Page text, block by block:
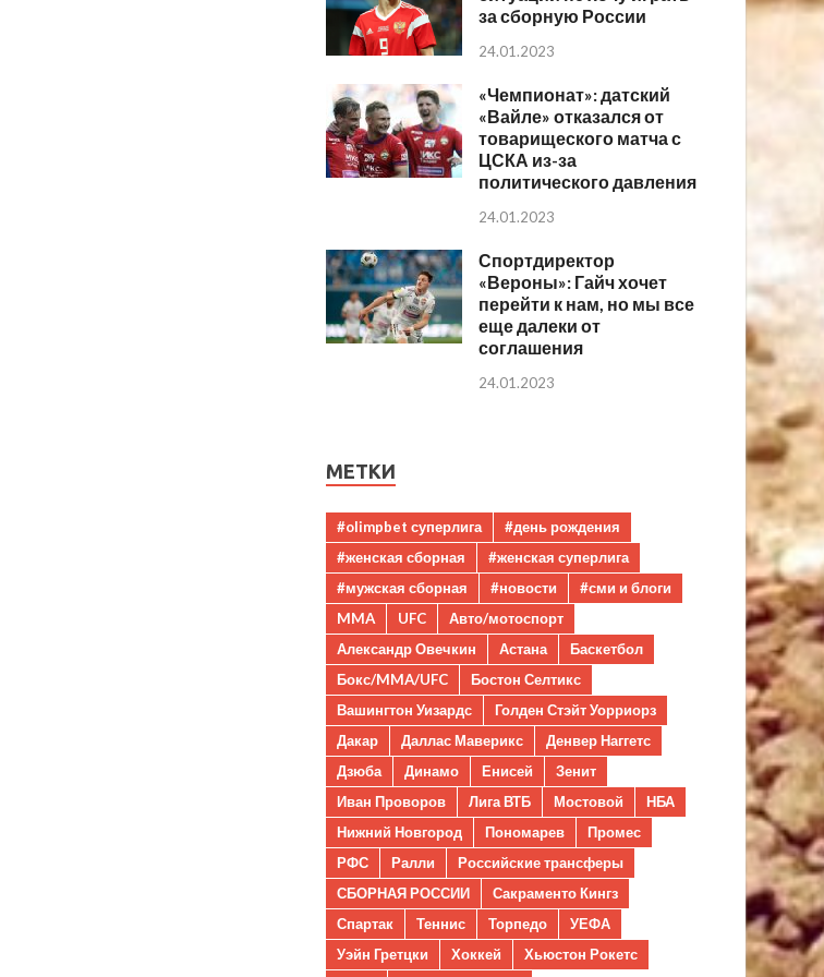
за сборную России
24.01.2023
«Чемпионат»: датский
«Вайле» отказался от
товарищеского матча с
ЦСКА из-за
политического давления
24.01.2023
Спортдиректор
«Вероны»: Гайч хочет
перейти к нам, но мы все
еще далеки от
соглашения
24.01.2023
МЕТКИ
#olimpbet суперлига
#день рождения
#женская сборная
#женская суперлига
#мужская сборная
#новости
#сми и блоги
MMA
UFC
Авто/мотоспорт
Александр Овечкин
Астана
Баскетбол
Бокс/MMA/UFC
Бостон Селтикс
Вашингтон Уизардс
Голден Стэйт Уорриорз
Дакар
Даллас Маверикс
Денвер Наггетс
Дзюба
Динамо Енисей
Зенит
Иван Проворов
Лига ВТБ Мостовой
НБА
Нижний Новгород
Пономарев
Промес
РФС
Ралли
Российские трансферы
СБОРНАЯ РОССИИ
Сакраменто Кингз
Спартак
Теннис Торпедо
УЕФА
Уэйн Гретцки
Хоккей
Хьюстон Рокетс